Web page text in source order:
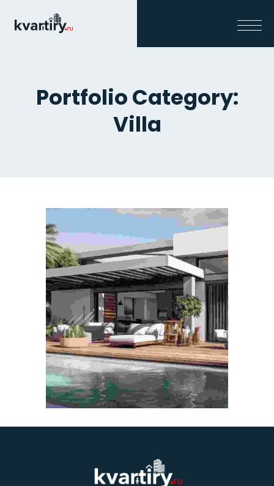
Portfolio Category:
Villa